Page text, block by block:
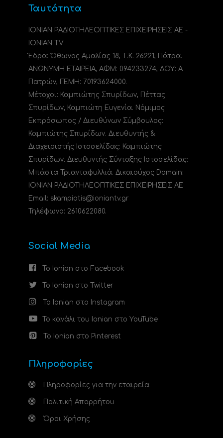
Ταυτότητα
ΙΟΝΙΑΝ ΡΑΔΙΟΤΗΛΕΟΠΤΙΚΕΣ ΕΠΙΧΕΙΡΗΣΕΙΣ ΑΕ -
IONIAN TV
Έδρα: Όθωνος Αμαλίας 18, Τ.Κ. 26221, Πάτρα.
ΑΝΩΝΥΜΗ ΕΤΑΙΡΕΙΑ, ΑΦΜ: 094233274, ΔΟΥ: A
Πατρών, ΓΕΜΗ: 70193624000.
Μέτοχοι: Καμπιώτης Σπυρίδων, Πέττας
Σπυρίδων, Καμπιώτη Ευγενία. Νόμιμος
Εκπρόσωπος / Διευθύνων Σύμβουλος:
Καμπιώτης Σπυρίδων. Διευθυντής &
Διαχειριστής Ιστοσελίδας: Καμπιώτης
Σπυρίδων. Διευθυντής Σύνταξης Ιστοσελίδας:
Μπάστα Τριανταφυλλιά. Δικαιούχος Domain:
ΙΟΝΙΑΝ ΡΑΔΙΟΤΗΛΕΟΠΤΙΚΕΣ ΕΠΙΧΕΙΡΗΣΕΙΣ ΑΕ
Email: skampiotis@ioniantv.gr
Τηλέφωνο: 2610622080.
Social Media
Το Ionian στο Facebook
Το Ionian στο Twitter
Το Ionian στο Instagram
Το κανάλι του Ionian στο YouTube
Το Ionian στο Pinterest
Πληροφορίες
Πληροφορίες για την εταιρεία
Πολιτική Απορρήτου
Όροι Χρήσης